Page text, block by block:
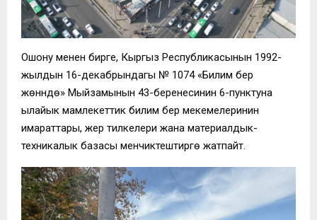
Ошону менен бирге, Кыргыз Республикасынын 1992-
жылдын 16-декабрындагы № 1074 «Билим берүү
жөнүндө» Мыйзамынын 43-беренесинин 6-пунктуна
ылайык мамлекеттик билим берүү мекемелеринин
имараттары, жер тилкелери жана материалдык-
техникалык базасы менчиктештирүүгө жатпайт.